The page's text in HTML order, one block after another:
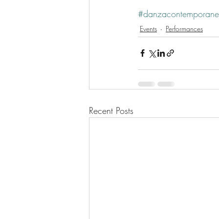
Events Performances
Recent Posts